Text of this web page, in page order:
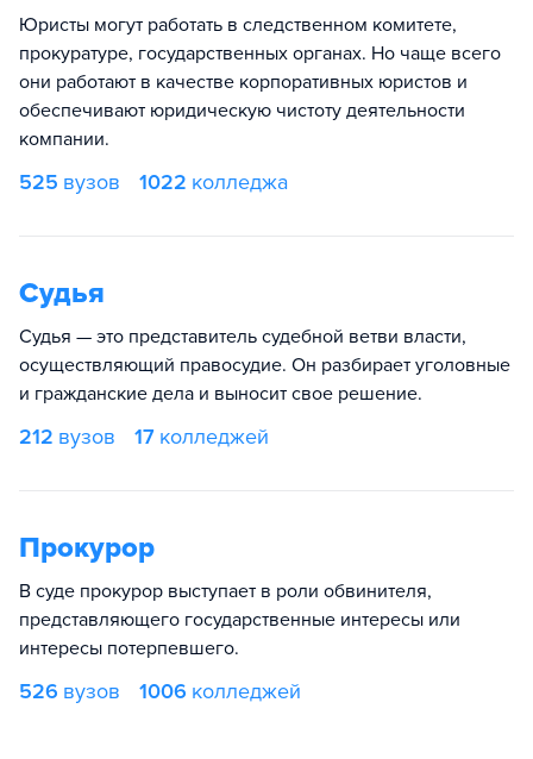
Юристы могут работать в следственном комитете,
прокуратуре, государственных органах. Но чаще всего
они работают в качестве корпоративных юристов и
обеспечивают юридическую чистоту деятельности
компании.
525 вузов 1022 колледжа
Судья
Судья — это представитель судебной ветви власти,
осуществляющий правосудие. Он разбирает уголовные
и гражданские дела и выносит свое решение.
212 вузов 17 колледжей
Прокурор
В суде прокурор выступает в роли обвинителя,
представляющего государственные интересы или
интересы потерпевшего.
526 вузов 1006 колледжей